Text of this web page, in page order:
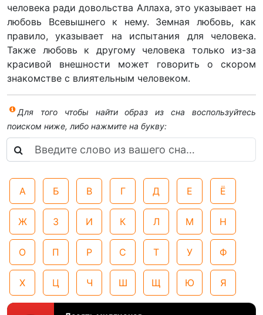
человека ради довольства Аллаха, это указывает на
любовь Всевышнего к нему. Земная любовь, как
правило, указывает на испытания для человека.
Также любовь к другому человека только из-за
красивой внешности может говорить о скором
знакомстве с влиятельным человеком.
Для того чтобы найти образ из сна воспользуйтесь
поиском ниже, либо нажмите на букву:
А Б В Г Д Е Ё
Ж З И К Л М Н
О П Р С Т У Ф
Х Ц Ч Ш Щ Ю Я